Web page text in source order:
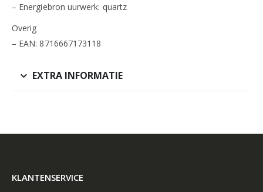
– Energiebron uurwerk: quartz
Overig
– EAN: 8716667173118
EXTRA INFORMATIE
KLANTENSERVICE